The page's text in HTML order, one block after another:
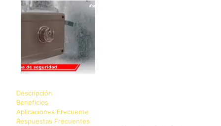
Descripción
Beneficios
Aplicaciones Frecuente
Respuestas Frecuentes